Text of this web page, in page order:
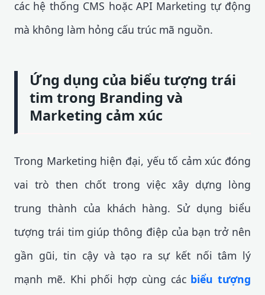
các hệ thống CMS hoặc API Marketing tự động
mà không làm hỏng cấu trúc mã nguồn.
Ứng dụng của biểu tượng trái
tim trong Branding và
Marketing cảm xúc
Trong Marketing hiện đại, yếu tố cảm xúc đóng
vai trò then chốt trong việc xây dựng lòng
trung thành của khách hàng. Sử dụng biểu
tượng trái tim giúp thông điệp của bạn trở nên
gần gũi, tin cậy và tạo ra sự kết nối tâm lý
mạnh mẽ. Khi phối hợp cùng các biểu tượng